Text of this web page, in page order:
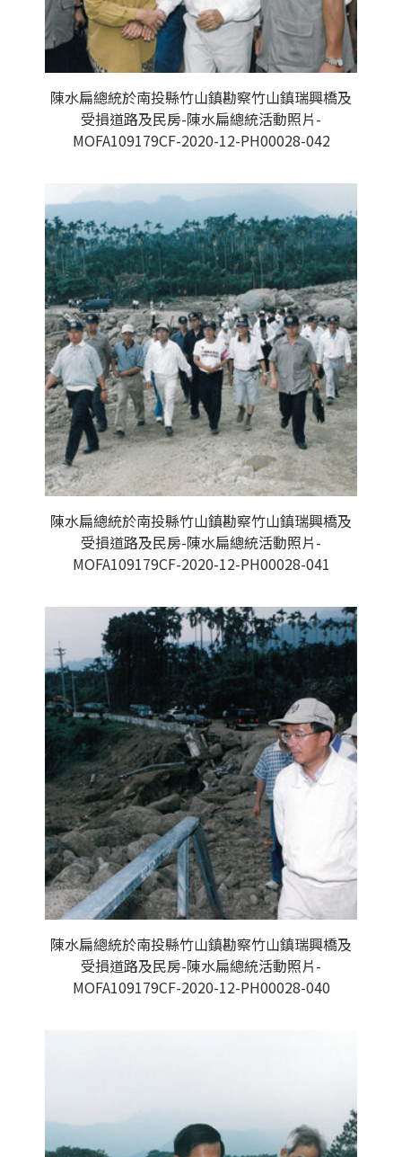
陳水扁總統於南投縣竹山鎮勘察竹山鎮瑞興橋及
受損道路及民房-陳水扁總統活動照片-
MOFA109179CF-2020-12-PH00028-042
陳水扁總統於南投縣竹山鎮勘察竹山鎮瑞興橋及
受損道路及民房-陳水扁總統活動照片-
MOFA109179CF-2020-12-PH00028-041
陳水扁總統於南投縣竹山鎮勘察竹山鎮瑞興橋及
受損道路及民房-陳水扁總統活動照片-
MOFA109179CF-2020-12-PH00028-040